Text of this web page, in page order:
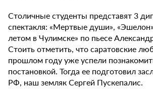
Столичные студенты представят 3
спектакля: «Мертвые души»,
летом в Чулимске» по пьесе
Стоить отметить, что саратовские
прошлом году уже успели
постановкой. Тогда ее подготовил
РФ, наш земляк Сергей Пускепалис.